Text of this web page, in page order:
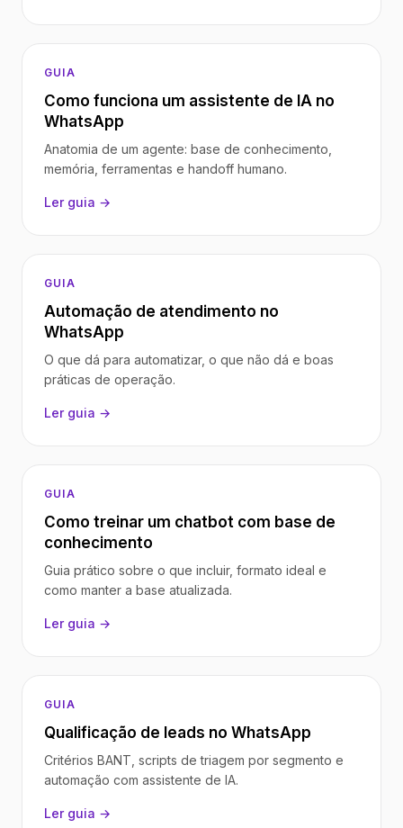
GUIA
Como funciona um assistente de IA no
WhatsApp
Anatomia de um agente: base de conhecimento,
memória, ferramentas e handoff humano.
Ler guia →
GUIA
Automação de atendimento no
WhatsApp
O que dá para automatizar, o que não dá e boas
práticas de operação.
Ler guia →
GUIA
Como treinar um chatbot com base de
conhecimento
Guia prático sobre o que incluir, formato ideal e
como manter a base atualizada.
Ler guia →
GUIA
Qualificação de leads no WhatsApp
Critérios BANT, scripts de triagem por segmento e
automação com assistente de IA.
Ler guia →